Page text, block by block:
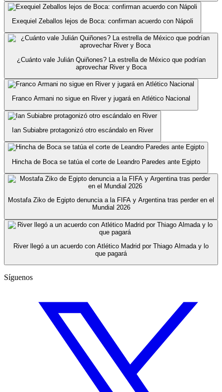
Exequiel Zeballos lejos de Boca: confirman acuerdo con Nápoli
¿Cuánto vale Julián Quiñones? La estrella de México que podrían
aprovechar River y Boca
Franco Armani no sigue en River y jugará en Atlético Nacional
Ian Subiabre protagonizó otro escándalo en River
Hincha de Boca se tatúa el corte de Leandro Paredes ante Egipto
Mostafa Ziko de Egipto denuncia a la FIFA y Argentina tras perder en el
Mundial 2026
River llegó a un acuerdo con Atlético Madrid por Thiago Almada y lo
que pagará
Síguenos